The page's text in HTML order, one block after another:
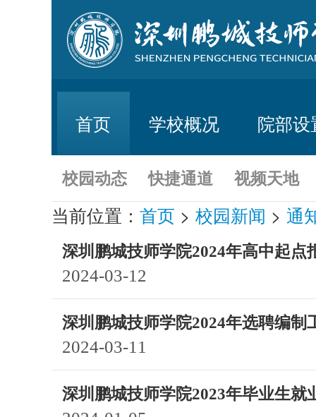
首页 学校概况 院部设
校园动态 快捷通道 视频天地
当前位置： 首页 > 校园新闻 > 通
深圳鹏城技师学院2024年高中起点
2024-03-12
深圳鹏城技师学院2024年选聘编制
2024-03-11
深圳鹏城技师学院2023年毕业生就